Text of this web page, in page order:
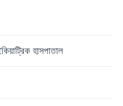
হাসপাতাল